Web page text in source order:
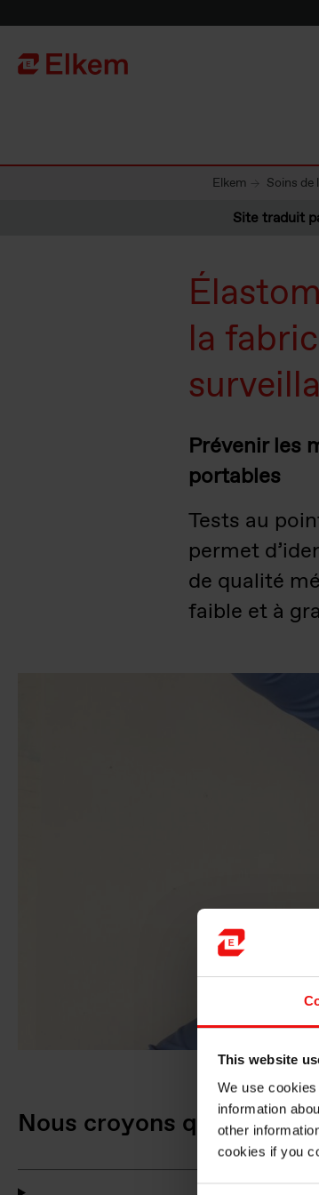
This website
We use
information
other
cookies if you
Vers la page d'accueil
Elkem Soins de
Site traduit
la
Prévenir les
portables
Tests au
permet
de qualité
faible et à
Nous croyons qu’il vaut